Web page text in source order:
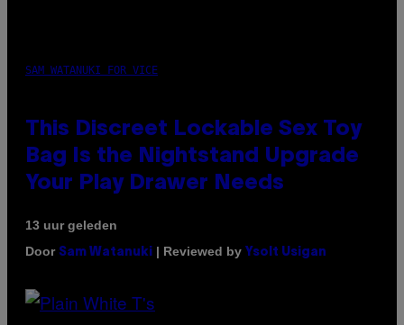
SAM WATANUKI FOR VICE
This Discreet Lockable Sex Toy
Bag Is the Nightstand Upgrade
Your Play Drawer Needs
13 uur geleden
Door Sam Watanuki | Reviewed by Ysolt Usigan